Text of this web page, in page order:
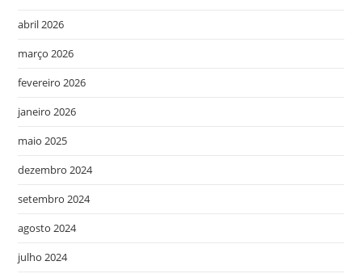
abril 2026
março 2026
fevereiro 2026
janeiro 2026
maio 2025
dezembro 2024
setembro 2024
agosto 2024
julho 2024